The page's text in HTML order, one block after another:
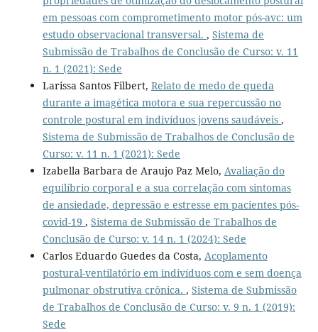
em pessoas com comprometimento motor pós-avc: um
estudo observacional transversal. , Sistema de
Submissão de Trabalhos de Conclusão de Curso: v. 11
n. 1 (2021): Sede
Larissa Santos Filbert, Relato de medo de queda
durante a imagética motora e sua repercussão no
controle postural em indivíduos jovens saudáveis ,
Sistema de Submissão de Trabalhos de Conclusão de
Curso: v. 11 n. 1 (2021): Sede
Izabella Barbara de Araujo Paz Melo, Avaliação do
equilíbrio corporal e a sua correlação com sintomas
de ansiedade, depressão e estresse em pacientes pós-
covid-19 , Sistema de Submissão de Trabalhos de
Conclusão de Curso: v. 14 n. 1 (2024): Sede
Carlos Eduardo Guedes da Costa, Acoplamento
postural-ventilatório em indivíduos com e sem doença
pulmonar obstrutiva crônica. , Sistema de Submissão
de Trabalhos de Conclusão de Curso: v. 9 n. 1 (2019):
Sede